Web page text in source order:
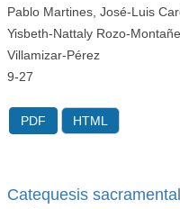
Pablo Martines, José-Luis
Yisbeth-Nattaly Rozo-
Villamizar-Pérez
9-27
PDF HTML
Catequesis